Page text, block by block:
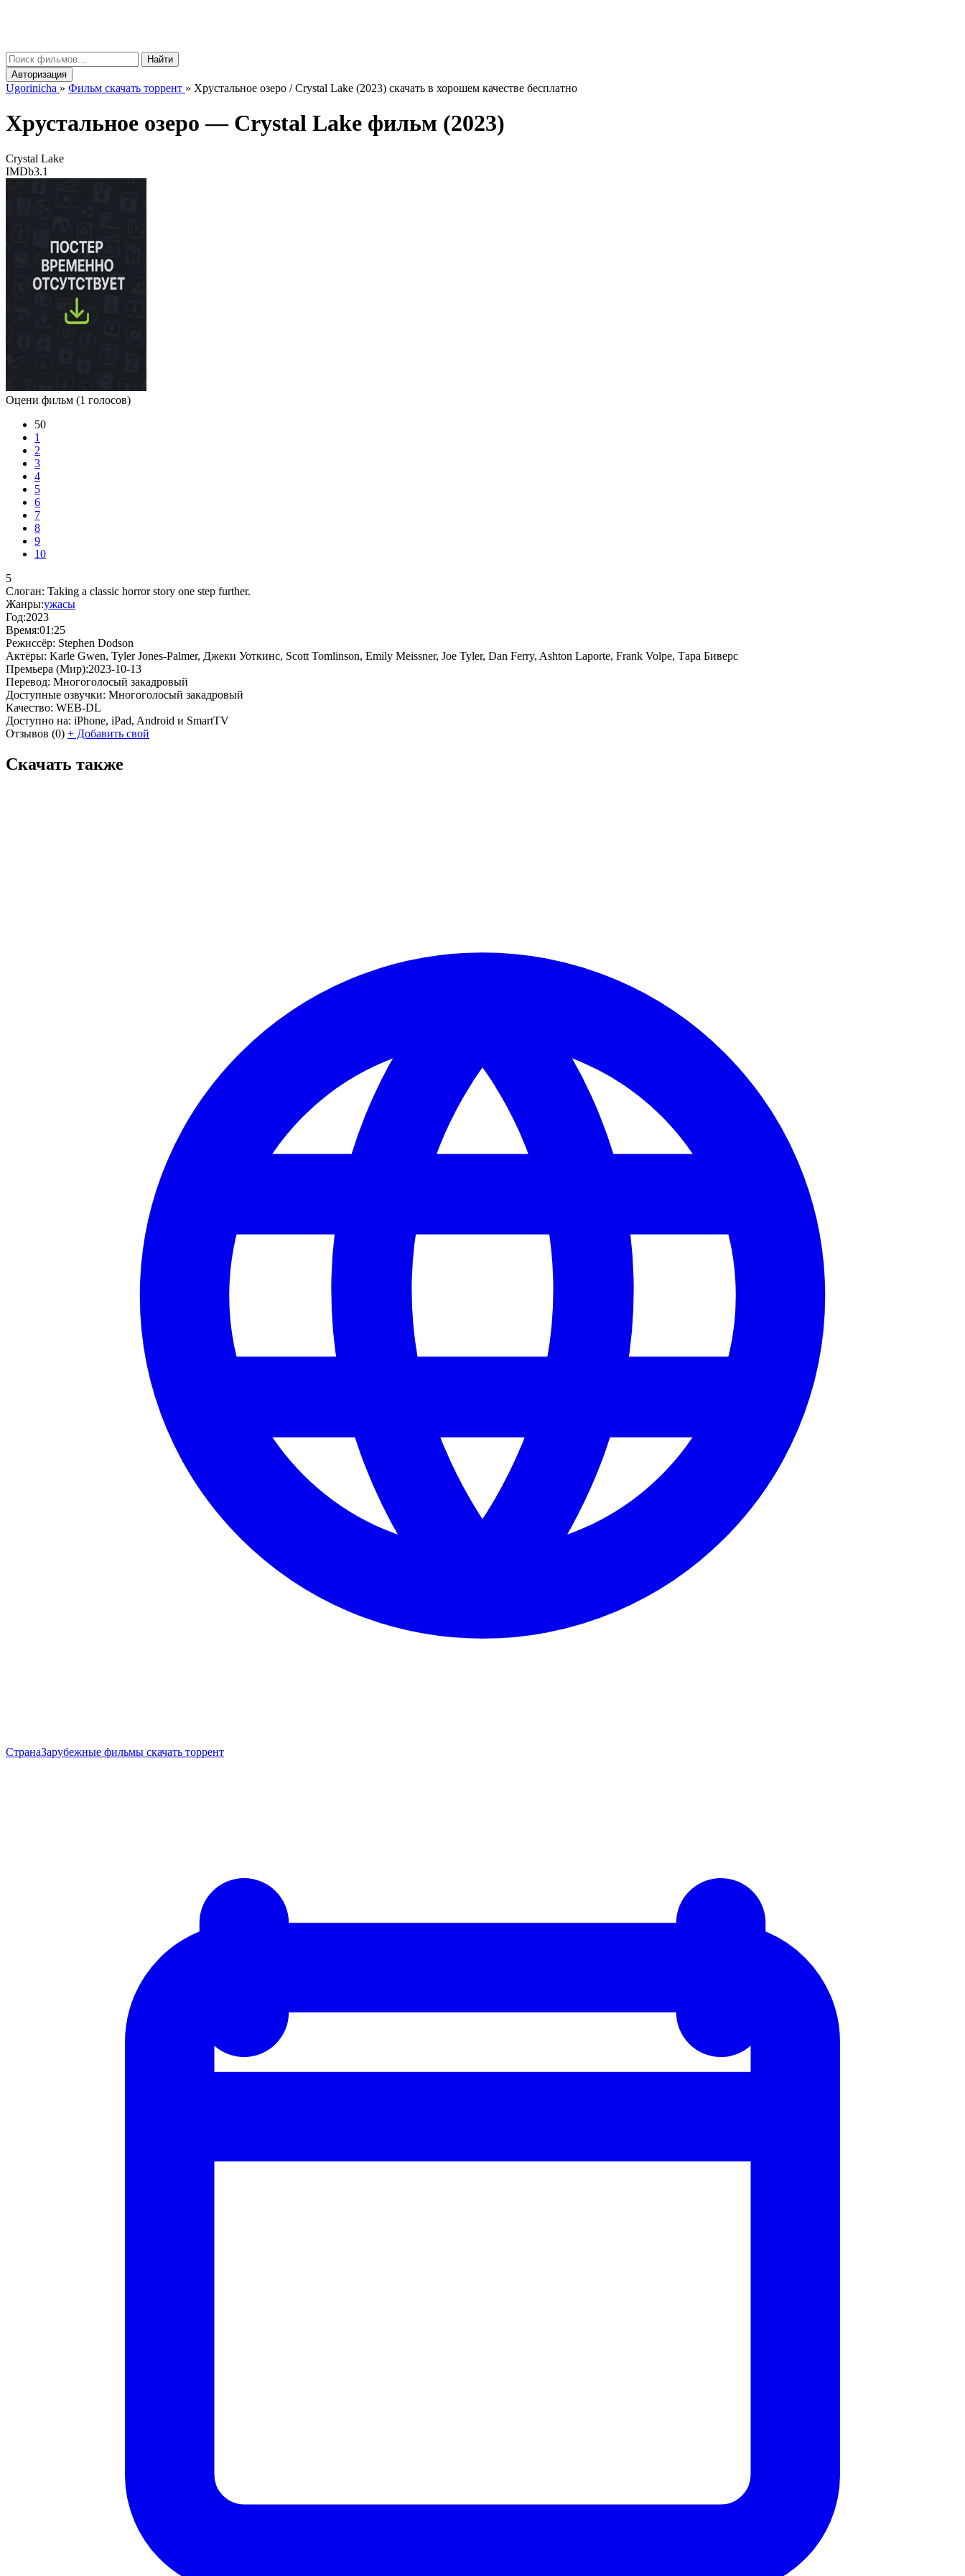
Найти
Авторизация
Ugorinicha » Фильм скачать торрент » Хрустальное озеро / Crystal Lake (2023) скачать в хорошем качестве бесплатно
Хрустальное озеро — Crystal Lake фильм (2023)
Crystal Lake
IMDb3.1
Оцени фильм (1 голосов)
50
1
2
3
4
5
6
7
8
9
10
5
Слоган: Taking a classic horror story one step further.
Жанры:ужасы
Год:2023
Время:01:25
Режиссёр: Stephen Dodson
Актёры: Karle Gwen, Tyler Jones-Palmer, Джеки Уоткинс, Scott Tomlinson, Emily Meissner, Joe Tyler, Dan Ferry, Ashton Laporte, Frank Volpe, Тара Биверс
Премьера (Мир):2023-10-13
Перевод: Многоголосый закадровый
Доступные озвучки: Многоголосый закадровый
Качество: WEB-DL
Доступно на: iPhone, iPad, Android и SmartTV
Отзывов (0) + Добавить свой
Скачать также
СтранаЗарубежные фильмы скачать торрент